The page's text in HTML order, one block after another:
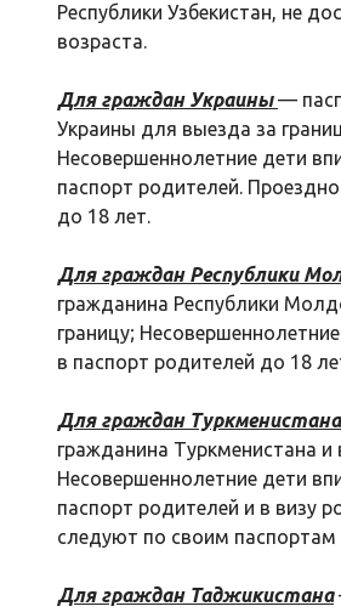
Республики Узбекистан, не
возраста.
Для граждан Украины —
Украины для выезда за
Несовершеннолетние дети
паспорт родителей.
до 18 лет.
Для граждан Республики
гражданина Республики
границу;
в паспорт родителей до 18
Для граждан Туркменистана
гражданина Туркменистана и
Несовершеннолетние дети
паспорт родителей и в визу
следуют по своим
Для граждан Таджикистана